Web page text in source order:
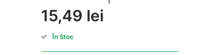
15,49 lei
În Stoc